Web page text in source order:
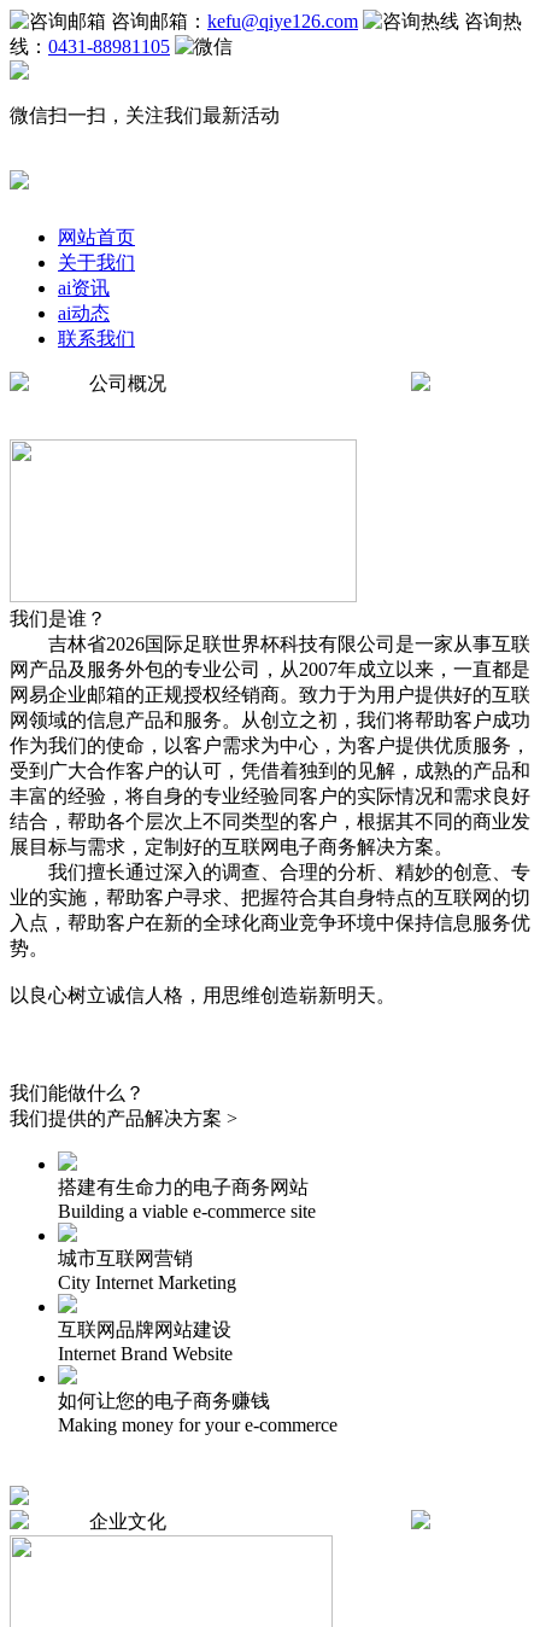
咨询邮箱： kefu@qiye126.com
咨询热
线： 0431-88981105
微信扫一扫，关注我们最新活动
网站首页
关于我们
ai资讯
ai动态
联系我们
公司概况
我们是谁？
吉林省2026国际足联世界杯科技有限公司是一家从事互联
网产品及服务外包的专业公司，从2007年成立以来，一直都是
网易企业邮箱的正规授权经销商。致力于为用户提供好的互联
网领域的信息产品和服务。从创立之初，我们将帮助客户成功
作为我们的使命，以客户需求为中心，为客户提供优质服务，
受到广大合作客户的认可，凭借着独到的见解，成熟的产品和
丰富的经验，将自身的专业经验同客户的实际情况和需求良好
结合，帮助各个层次上不同类型的客户，根据其不同的商业发
展目标与需求，定制好的互联网电子商务解决方案。
我们擅长通过深入的调查、合理的分析、精妙的创意、专
业的实施，帮助客户寻求、把握符合其自身特点的互联网的切
入点，帮助客户在新的全球化商业竞争环境中保持信息服务优
势。
以良心树立诚信人格，用思维创造崭新明天。
我们能做什么？
我们提供的产品解决方案 >
搭建有生命力的电子商务网站
Building a viable e-commerce site
城市互联网营销
City Internet Marketing
互联网品牌网站建设
Internet Brand Website
如何让您的电子商务赚钱
Making money for your e-commerce
企业文化